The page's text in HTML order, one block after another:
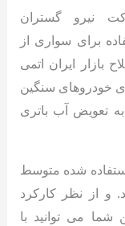
نیرو گستران
برای سواری از
ایران اتمی
خودروهای سنگین
تعویض آب باتری
استفاده شده متوسط
سال می باشد. و از نظر کارکرد
شما می توانید با